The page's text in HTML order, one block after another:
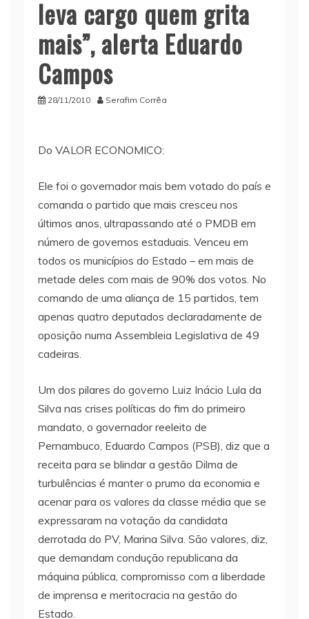
leva cargo quem grita
mais”, alerta Eduardo
Campos
28/11/2010 Serafim Corrêa
Do VALOR ECONOMICO:
Ele foi o governador mais bem votado do país e
comanda o partido que mais cresceu nos
últimos anos, ultrapassando até o PMDB em
número de governos estaduais. Venceu em
todos os municípios do Estado – em mais de
metade deles com mais de 90% dos votos. No
comando de uma aliança de 15 partidos, tem
apenas quatro deputados declaradamente de
oposição numa Assembleia Legislativa de 49
cadeiras.
Um dos pilares do governo Luiz Inácio Lula da
Silva nas crises políticas do fim do primeiro
mandato, o governador reeleito de
Pernambuco, Eduardo Campos (PSB), diz que a
receita para se blindar a gestão Dilma de
turbulências é manter o prumo da economia e
acenar para os valores da classe média que se
expressaram na votação da candidata
derrotada do PV, Marina Silva. São valores, diz,
que demandam condução republicana da
máquina pública, compromisso com a liberdade
de imprensa e meritocracia na gestão do
Estado.